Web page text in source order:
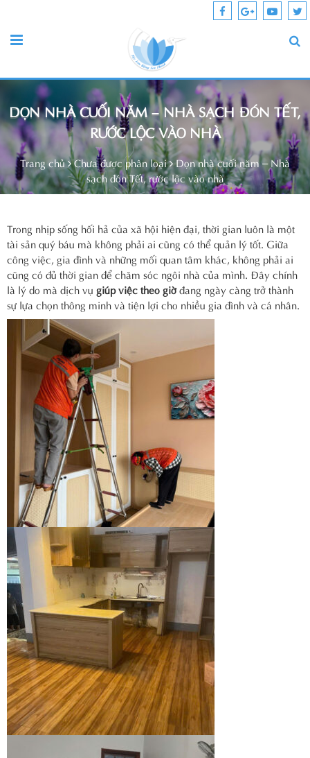
DỌN NHÀ CUỐI NĂM – NHÀ SẠCH ĐÓN TẾT,
RƯỚC LỘC VÀO NHÀ
Trang chủ Chưa được phân loại Dọn nhà cuối năm – Nhà
sạch đón Tết, rước lộc vào nhà
Trong nhịp sống hối hả của xã hội hiện đại, thời gian luôn là một
tài sản quý báu mà không phải ai cũng có thể quản lý tốt. Giữa
công việc, gia đình và những mối quan tâm khác, không phải ai
cũng có đủ thời gian để chăm sóc ngôi nhà của mình. Đây chính
là lý do mà dịch vụ giúp việc theo giờđang ngày càng trở thành
sự lựa chọn thông minh và tiện lợi cho nhiều gia đình và cá nhân.